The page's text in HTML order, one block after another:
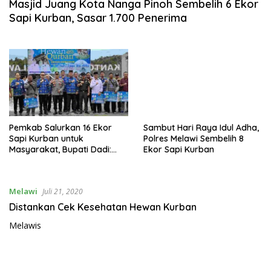
Masjid Juang Kota Nanga Pinoh Sembelih 6 Ekor
Sapi Kurban, Sasar 1.700 Penerima
Pemkab Salurkan 16 Ekor
Sapi Kurban untuk
Masyarakat, Bupati Dadi:
Sambut Hari Raya Idul Adha,
Polres Melawi Sembelih 8
Ekor Sapi Kurban
Melawi Juli 21, 2020
Distankan Cek Kesehatan Hewan Kurban
Melawis